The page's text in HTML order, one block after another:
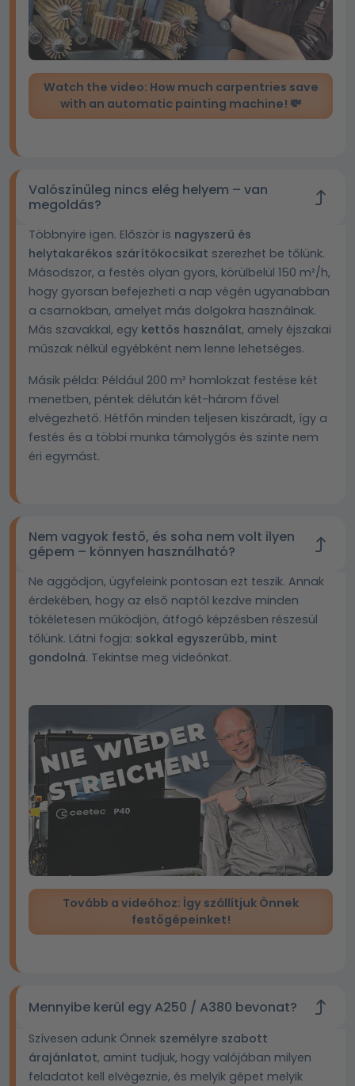
Watch the video: How much carpentries save
with an automatic painting machine! 💸
Valószínűleg nincs elég helyem – van
megoldás?
Többnyire igen. Először is nagyszerű és
helytakarékos szárítókocsikat szerezhet be tőlünk.
Másodszor, a festés olyan gyors, körülbelül 150 m²/h,
hogy gyorsan befejezheti a nap végén ugyanabban
a csarnokban, amelyet más dolgokra használnak.
Más szavakkal, egy kettős használat, amely éjszakai
műszak nélkül egyébként nem lenne lehetséges.
Másik példa: Például 200 m² homlokzat festése két
menetben, péntek délután két-három fővel
elvégezhető. Hétfőn minden teljesen kiszáradt, így a
festés és a többi munka támolygós és szinte nem
éri egymást.
Nem vagyok festő, és soha nem volt ilyen
gépem – könnyen használható?
Ne aggódjon, ügyfeleink pontosan ezt teszik. Annak
érdekében, hogy az első naptól kezdve minden
tökéletesen működjön, átfogó képzésben részesül
tőlünk. Látni fogja: sokkal egyszerűbb, mint
gondolná. Tekintse meg videónkat.
Tovább a videóhoz: Így szállítjuk Önnek
festőgépeinket!
Mennyibe kerül egy A250 / A380 bevonat?
Szívesen adunk Önnek személyre szabott
árajánlatot, amint tudjuk, hogy valójában milyen
feladatot kell elvégeznie, és melyik gépet melyik